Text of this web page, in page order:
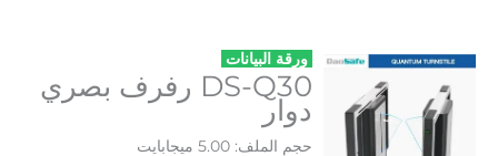
ورقة البيانات
DS-Q30 رفرف بصري
دوار
حجم الملف: 5.00 ميجابايت